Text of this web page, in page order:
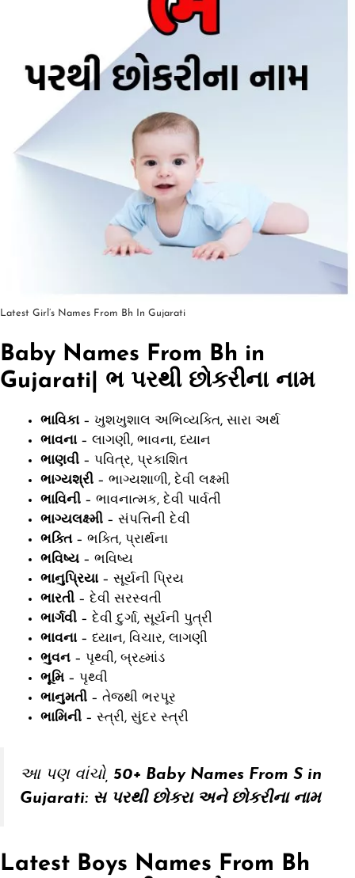
Latest Girl’s Names From Bh In Gujarati
Baby Names From Bh in
Gujarati| ભ પરથી છોકરીના નામ
ભાવિકા– ખુશખુશાલ અભિવ્યક્તિ, સારા અર્થ
ભાવના– લાગણી, ભાવના, ધ્યાન
ભાણવી – પવિત્ર, પ્રકાશિત
ભાગ્યશ્રી – ભાગ્યશાળી, દેવી લક્ષ્મી
ભાવિની – ભાવનાત્મક, દેવી પાર્વતી
ભાગ્યલક્ષ્મી – સંપત્તિની દેવી
ભક્તિ– ભક્તિ, પ્રાર્થના
ભવિષ્ય – ભવિષ્ય
ભાનુપ્રિયા– સૂર્યની પ્રિય
ભારતી – દેવી સરસ્વતી
ભાર્ગવી – દેવી દુર્ગા, સૂર્યની પુત્રી
ભાવના– ધ્યાન, વિચાર, લાગણી
ભુવન – પૃથ્વી, બ્રહ્માંડ
ભૂમિ – પૃથ્વી
ભાનુમતી – તેજથી ભરપૂર
ભામિની – સ્ત્રી, સુંદર સ્ત્રી
આ પણ વાંચો, 50+ Baby Names From S in
Gujarati: સ પરથી છોકરા અને છોકરીના નામ
Latest Boys Names From Bh